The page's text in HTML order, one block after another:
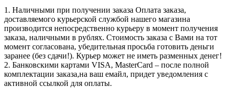
1. Наличными при получении заказа Оплата заказа,
доставляемого курьерской службой нашего магазина
производится непосредственно курьеру в момент получения
заказа, наличными в рублях. Стоимость заказа с Вами на тот
момент согласована, убедительная просьба готовить деньги
заранее (без сдачи!). Курьер может не иметь разменных денег!
2. Банковскими картами VISA, MasterCard – после полной
комплектации заказа,на ваш емайл, придет уведомления с
активной ссылкой для оплаты.